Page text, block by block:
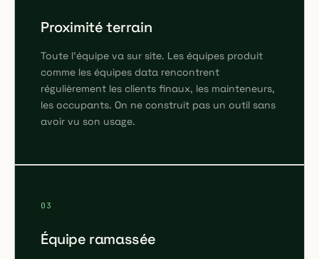
Proximité terrain
Toute l'équipe va sur site. Les équipes produit
comme les équipes data rencontrent
régulièrement les clients finaux, les mainteneurs,
les occupants. On ne construit pas un outil sans
avoir vu son usage.
03
Équipe ramassée